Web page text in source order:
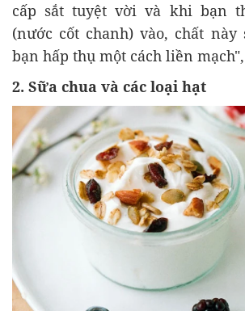
cấp sắt tuyệt vời và khi bạn
(nước cốt chanh) vào, chất này
bạn hấp thụ một cách liền
2. Sữa chua và các loại hạt